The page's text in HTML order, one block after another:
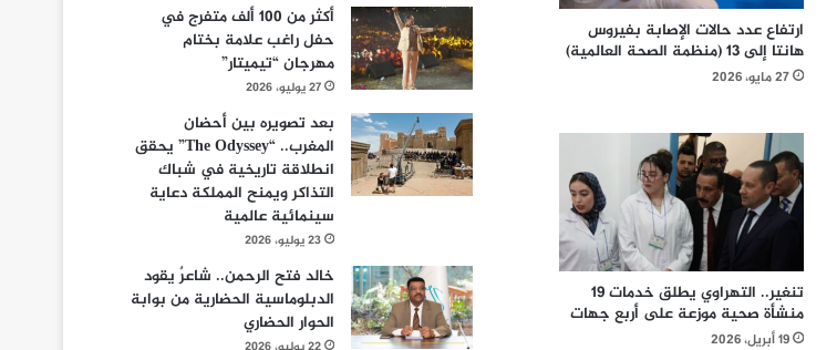
ارتفاع عدد حالات الإصابة بفيروس
هانتا إلى 13 (منظمة الصحة العالمية)
27 مايو، 2026
تنغير.. التهراوي يطلق خدمات 19
منشأة صحية موزعة على أربع جهات
19 أبريل، 2026
أكثر من 100 ألف متفرج في
حفل راغب علامة بختام
مهرجان “تيميتار”
27 يوليو، 2026
بعد تصويره بين أحضان
المغرب.. “The Odyssey” يحقق
انطلاقة تاريخية في شباك
التذاكر ويمنح المملكة دعاية
سينمائية عالمية
23 يوليو، 2026
خالد فتح الرحمن.. شاعرٌ يقود
الدبلوماسية الحضارية من بوابة
الحوار الحضاري